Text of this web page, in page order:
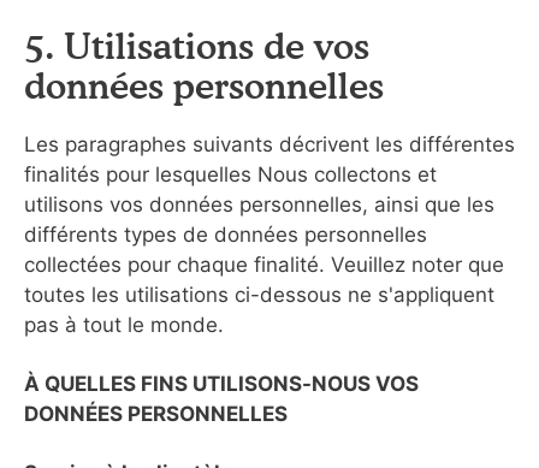
5. Utilisations de vos
données personnelles
Les paragraphes suivants décrivent les différentes
finalités pour lesquelles Nous collectons et
utilisons vos données personnelles, ainsi que les
différents types de données personnelles
collectées pour chaque finalité. Veuillez noter que
toutes les utilisations ci-dessous ne s'appliquent
pas à tout le monde.
À QUELLES FINS UTILISONS-NOUS VOS
DONNÉES PERSONNELLES